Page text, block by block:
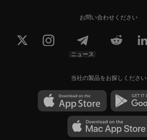
お問い合わせください
ニュース
当社の製品をお探しください